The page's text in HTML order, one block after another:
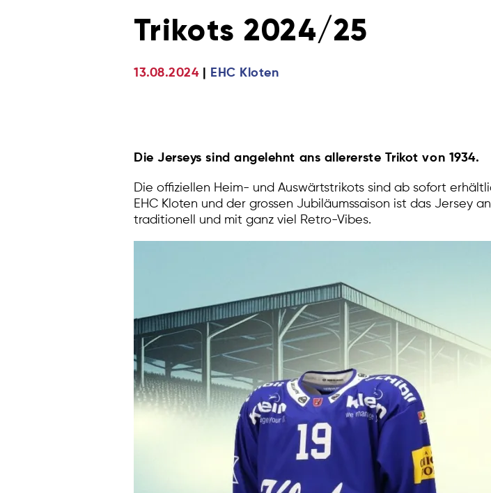
Trikots 2024/25
13.08.2024 EHC Kloten
Die Jerseys sind angelehnt ans allererste Trikot von 1934.
Die offiziellen Heim- und Auswärtstrikots sind ab sofort
EHC Kloten und der grossen Jubiläumssaison ist das Jersey
traditionell und mit ganz viel Retro-Vibes.